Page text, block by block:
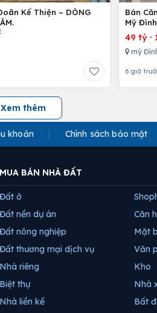
Kế Thiện – DÒNG
Bán
Mỹ
49 tỷ·
mỹ
6 giờ
Xem thêm
khoản Chính sách bảo mật
MUA BÁN NHÀ ĐẤT
Đất ở
Đất nền dự án
Đất nông nghiệp
Đất thương mại dịch vụ
Nhà riêng
Biệt thự
Nhà liền kề
Căn
Mặt
Văn
Kho
Nhà
Bất